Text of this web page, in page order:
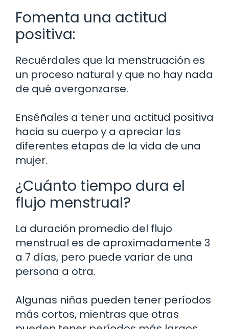
Fomenta una actitud
positiva:
Recuérdales que la menstruación es
un proceso natural y que no hay nada
de qué avergonzarse.
Enséñales a tener una actitud positiva
hacia su cuerpo y a apreciar las
diferentes etapas de la vida de una
mujer.
¿Cuánto tiempo dura el
flujo menstrual?
La duración promedio del flujo
menstrual es de aproximadamente 3
a 7 días, pero puede variar de una
persona a otra.
Algunas niñas pueden tener períodos
más cortos, mientras que otras